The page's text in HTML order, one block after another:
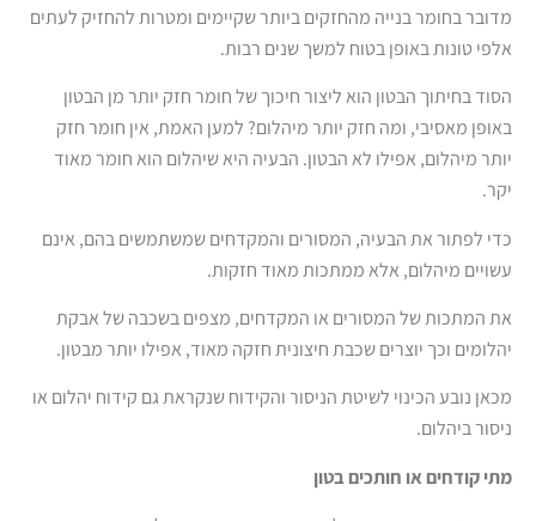
מדובר בחומר בנייה מהחזקים ביותר שקיימים ומטרות להחזיק לעתים
אלפי טונות באופן בטוח למשך שנים רבות.
הסוד בחיתוך הבטון הוא ליצור חיכוך של חומר חזק יותר מן הבטון
באופן מאסיבי, ומה חזק יותר מיהלום? למען האמת, אין חומר חזק
יותר מיהלום, אפילו לא הבטון. הבעיה היא שיהלום הוא חומר מאוד
יקר.
כדי לפתור את הבעיה, המסורים והמקדחים שמשתמשים בהם, אינם
עשויים מיהלום, אלא ממתכות מאוד חזקות.
את המתכות של המסורים או המקדחים, מצפים בשכבה של אבקת
יהלומים וכך יוצרים שכבת חיצונית חזקה מאוד, אפילו יותר מבטון.
מכאן נובע הכינוי לשיטת הניסור והקידוח שנקראת גם קידוח יהלום או
ניסור ביהלום.
מתי קודחים או חותכים בטון